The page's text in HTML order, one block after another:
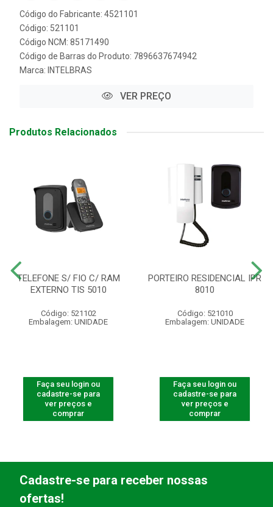
Código do Fabricante: 4521101
Código: 521101
Código NCM: 85171490
Código de Barras do Produto: 7896637674942
Marca: INTELBRAS
VER PREÇO
Produtos Relacionados
TELEFONE S/ FIO C/ RAM
EXTERNO TIS 5010
Código: 521102
Embalagem: UNIDADE
Faça seu login ou
cadastre-se para
ver preços e
comprar
PORTEIRO RESIDENCIAL IPR
8010
Código: 521010
Embalagem: UNIDADE
Faça seu login ou
cadastre-se para
ver preços e
comprar
Cadastre-se para receber nossas
ofertas!